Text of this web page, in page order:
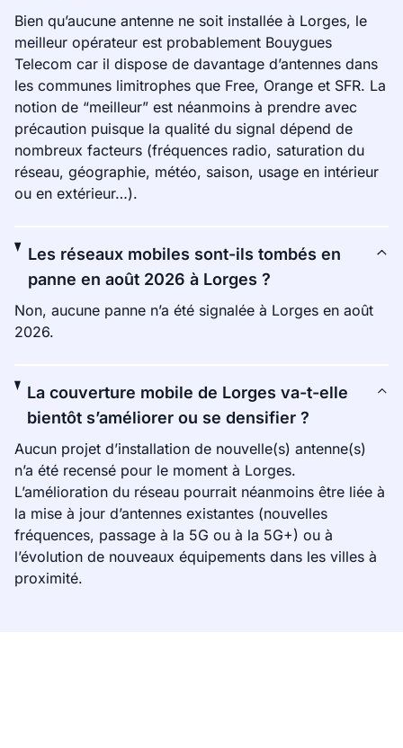
Bien qu’aucune antenne ne soit installée à Lorges, le
meilleur opérateur est probablement Bouygues
Telecom car il dispose de davantage d’antennes dans
les communes limitrophes que Free, Orange et SFR. La
notion de “meilleur” est néanmoins à prendre avec
précaution puisque la qualité du signal dépend de
nombreux facteurs (fréquences radio, saturation du
réseau, géographie, météo, saison, usage en intérieur
ou en extérieur…).
Les réseaux mobiles sont-ils tombés en
panne en août 2026 à Lorges ?
Non, aucune panne n’a été signalée à Lorges en août
2026.
La couverture mobile de Lorges va-t-elle
bientôt s’améliorer ou se densifier ?
Aucun projet d’installation de nouvelle(s) antenne(s)
n’a été recensé pour le moment à Lorges.
L’amélioration du réseau pourrait néanmoins être liée à
la mise à jour d’antennes existantes (nouvelles
fréquences, passage à la 5G ou à la 5G+) ou à
l’évolution de nouveaux équipements dans les villes à
proximité.